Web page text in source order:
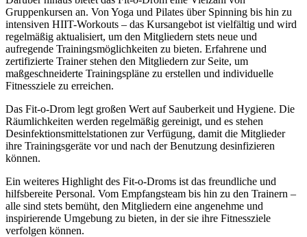
Gruppenkursen an. Von Yoga und Pilates über Spinning bis hin zu
intensiven HIIT-Workouts – das Kursangebot ist vielfältig und wird
regelmäßig aktualisiert, um den Mitgliedern stets neue und
aufregende Trainingsmöglichkeiten zu bieten. Erfahrene und
zertifizierte Trainer stehen den Mitgliedern zur Seite, um
maßgeschneiderte Trainingspläne zu erstellen und individuelle
Fitnessziele zu erreichen.
Das Fit-o-Drom legt großen Wert auf Sauberkeit und Hygiene. Die
Räumlichkeiten werden regelmäßig gereinigt, und es stehen
Desinfektionsmittelstationen zur Verfügung, damit die Mitglieder
ihre Trainingsgeräte vor und nach der Benutzung desinfizieren
können.
Ein weiteres Highlight des Fit-o-Droms ist das freundliche und
hilfsbereite Personal. Vom Empfangsteam bis hin zu den Trainern –
alle sind stets bemüht, den Mitgliedern eine angenehme und
inspirierende Umgebung zu bieten, in der sie ihre Fitnessziele
verfolgen können.